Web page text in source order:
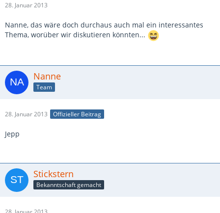
28. Januar 2013
Nanne, das wäre doch durchaus auch mal ein interessantes
Thema, worüber wir diskutieren könnten...
Nanne
Team
28. Januar 2013 Offizieller Beitrag
Jepp
Stickstern
Bekanntschaft gemacht